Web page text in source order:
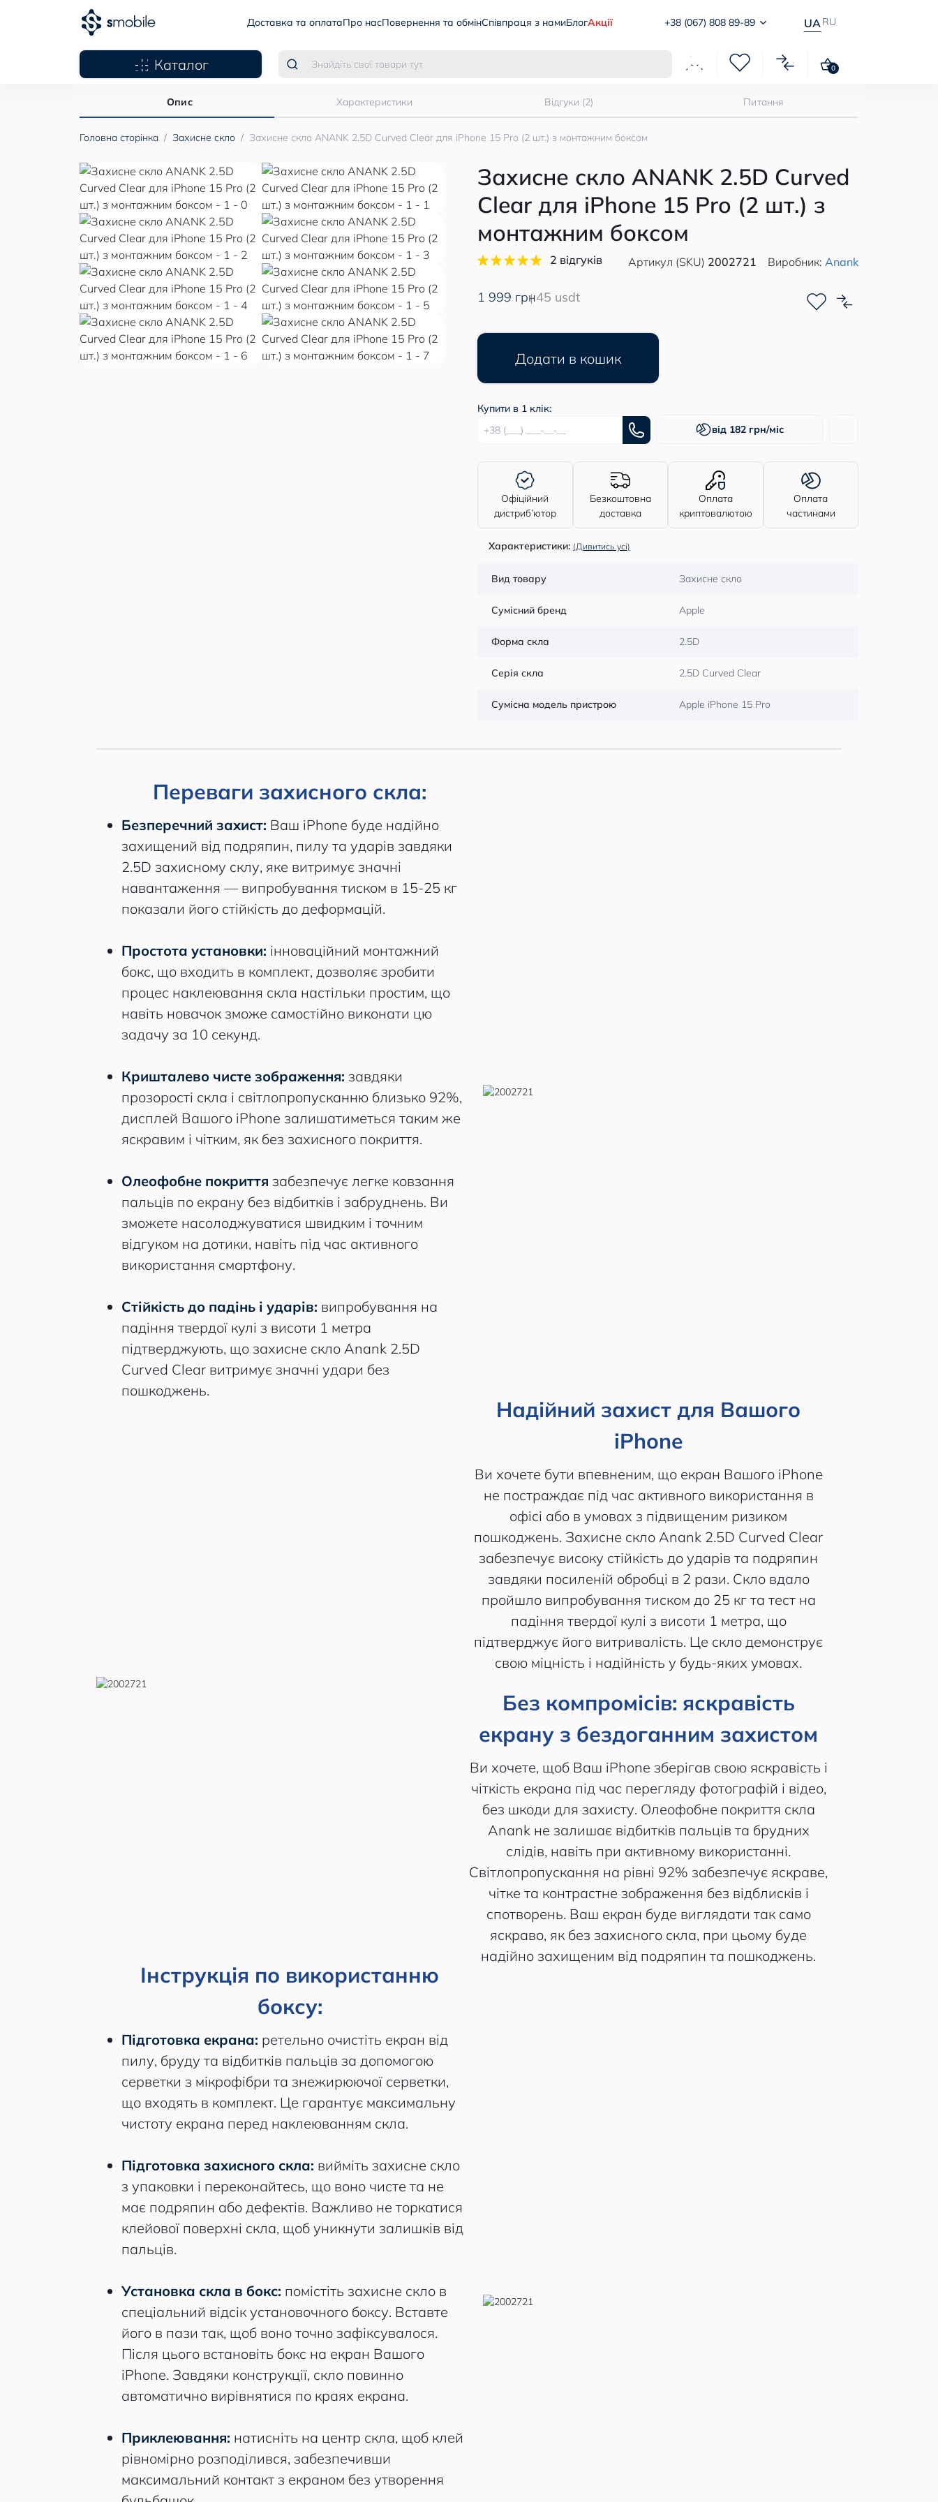
Доставка та оплатаПро насПовернення та обмінСпівпраця з намиБлогАкції +38 (067) 808 89-89 UA RU
Каталог 0
Головна сторінка Захисне скло Захисне скло ANANK 2.5D Curved Clear для iPhone 15 Pro (2 шт.) з монтажним боксом
Опис Характеристики Відгуки (2) Питання
Захисне скло ANANK 2.5D Curved
Clear для iPhone 15 Pro (2 шт.) з
монтажним боксом
2 відгуків Артикул (SKU) 2002721 Виробник: Anank
1 999 грн45 usdt
Додати в кошик
Купити в 1 клік:
від 182 грн/міс
Офіційний
дистриб’ютор
Безкоштовна
доставка
Оплата
криптовалютою
Оплата
частинами
Характеристики: (Дивитись усі)
Вид товару Захисне скло
Сумісний бренд Apple
Форма скла 2.5D
Серія скла 2.5D Curved Clear
Сумісна модель пристрою Apple iPhone 15 Pro
Переваги захисного скла:
Безперечний захист: Ваш iPhone буде надійно
захищений від подряпин, пилу та ударів завдяки
2.5D захисному склу, яке витримує значні
навантаження — випробування тиском в 15-25 кг
показали його стійкість до деформацій.
Простота установки: інноваційний монтажний
бокс, що входить в комплект, дозволяє зробити
процес наклеювання скла настільки простим, що
навіть новачок зможе самостійно виконати цю
задачу за 10 секунд.
Кришталево чисте зображення: завдяки
прозорості скла і світлопропусканню близько 92%,
дисплей Вашого iPhone залишатиметься таким же
яскравим і чітким, як без захисного покриття.
Олеофобне покриття забезпечує легке ковзання
пальців по екрану без відбитків і забруднень. Ви
зможете насолоджуватися швидким і точним
відгуком на дотики, навіть під час активного
використання смартфону.
Стійкість до падінь і ударів: випробування на
падіння твердої кулі з висоти 1 метра
підтверджують, що захисне скло Anank 2.5D
Curved Clear витримує значні удари без
пошкоджень.
Надійний захист для Вашого
iPhone
Ви хочете бути впевненим, що екран Вашого iPhone
не постраждає під час активного використання в
офісі або в умовах з підвищеним ризиком
пошкоджень. Захисне скло Anank 2.5D Curved Clear
забезпечує високу стійкість до ударів та подряпин
завдяки посиленій обробці в 2 рази. Скло вдало
пройшло випробування тиском до 25 кг та тест на
падіння твердої кулі з висоти 1 метра, що
підтверджує його витривалість. Це скло демонструє
свою міцність і надійність у будь-яких умовах.
Без компромісів: яскравість
екрану з бездоганним захистом
Ви хочете, щоб Ваш iPhone зберігав свою яскравість і
чіткість екрана під час перегляду фотографій і відео,
без шкоди для захисту. Олеофобне покриття скла
Anank не залишає відбитків пальців та брудних
слідів, навіть при активному використанні.
Світлопропускання на рівні 92% забезпечує яскраве,
чітке та контрастне зображення без відблисків і
спотворень. Ваш екран буде виглядати так само
яскраво, як без захисного скла, при цьому буде
надійно захищеним від подряпин та пошкоджень.
Інструкція по використанню
боксу:
Підготовка екрана: ретельно очистіть екран від
пилу, бруду та відбитків пальців за допомогою
серветки з мікрофібри та знежирюючої серветки,
що входять в комплект. Це гарантує максимальну
чистоту екрана перед наклеюванням скла.
Підготовка захисного скла: вийміть захисне скло
з упаковки і переконайтесь, що воно чисте та не
має подряпин або дефектів. Важливо не торкатися
клейової поверхні скла, щоб уникнути залишків від
пальців.
Установка скла в бокс: помістіть захисне скло в
спеціальний відсік установочного боксу. Вставте
його в пази так, щоб воно точно зафіксувалося.
Після цього встановіть бокс на екран Вашого
iPhone. Завдяки конструкції, скло повинно
автоматично вирівнятися по краях екрана.
Приклеювання: натисніть на центр скла, щоб клей
рівномірно розподілився, забезпечивши
максимальний контакт з екраном без утворення